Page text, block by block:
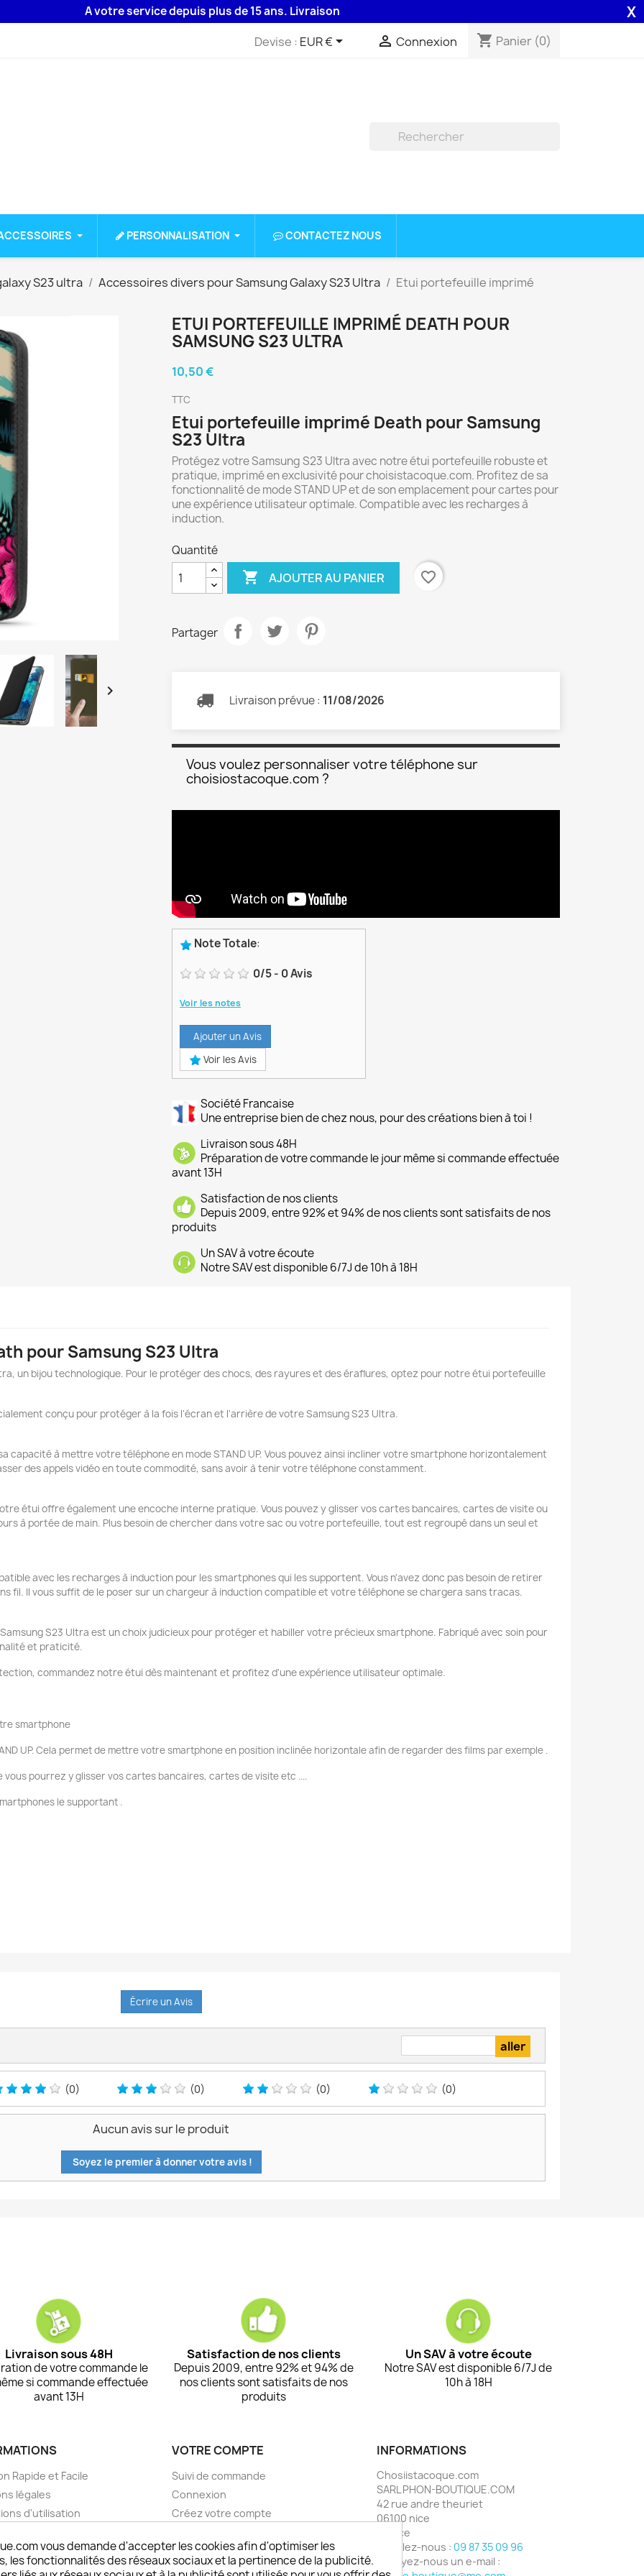
A votre service depuis plus de 15 ans. Livraison 48H assurée par la Poste . X
Devise : EUR €  Connexion shopping_cart Panier (0)
PERSONNALISATION CONTACTEZ NOUS
S23 ultra Accessoires divers pour Samsung Galaxy S23 Ultra Etui portefeuille imprimé

ETUI PORTEFEUILLE IMPRIMÉ DEATH POUR
SAMSUNG S23 ULTRA
10,50 €
TTC
Etui portefeuille imprimé Death pour Samsung
S23 Ultra
Protégez votre Samsung S23 Ultra avec notre étui portefeuille robuste et
pratique, imprimé en exclusivité pour choisistacoque.com. Profitez de sa
fonctionnalité de mode STAND UP et de son emplacement pour cartes pour
une expérience utilisateur optimale. Compatible avec les recharges à
induction.
Quantité
 AJOUTER AU PANIER favorite_border
Partager
Livraison prévue : 11/08/2026
Vous voulez personnaliser votre téléphone sur
choisiostacoque.com ?
Note Totale:
0/5- 0Avis
Voir les notes
Ajouter un Avis
Voir les Avis
Société Francaise
Une entreprise bien de chez nous, pour des créations bien à toi !
Livraison sous 48H
Préparation de votre commande le jour même si commande effectuée
avant 13H
Satisfaction de nos clients
Depuis 2009, entre 92% et 94% de nos clients sont satisfaits de nos
produits
Un SAV à votre écoute
Notre SAV est disponible 6/7J de 10h à 18H
pour Samsung S23 Ultra
un bijou technologique. Pour le protéger des chocs, des rayures et des éraflures, optez pour notre étui portefeuille
conçu pour protéger à la fois l'écran et l'arrière de votre Samsung S23 Ultra.
capacité à mettre votre téléphone en mode STAND UP. Vous pouvez ainsi incliner votre smartphone horizontalement
des appels vidéo en toute commodité, sans avoir à tenir votre téléphone constamment.
étui offre également une encoche interne pratique. Vous pouvez y glisser vos cartes bancaires, cartes de visite ou
à portée de main. Plus besoin de chercher dans votre sac ou votre portefeuille, tout est regroupé dans un seul et
avec les recharges à induction pour les smartphones qui les supportent. Vous n'avez donc pas besoin de retirer
fil. Il vous suffit de le poser sur un chargeur à induction compatible et votre téléphone se chargera sans tracas.
S23 Ultra est un choix judicieux pour protéger et habiller votre précieux smartphone. Fabriqué avec soin pour
et praticité.
commandez notre étui dès maintenant et profitez d'une expérience utilisateur optimale.
smartphone
UP. Cela permet de mettre votre smartphone en position inclinée horizontale afin de regarder des films par exemple .
pourrez y glisser vos cartes bancaires, cartes de visite etc ....
le supportant .
Écrire un Avis
(0) (0) (0) (0)
Aucun avis sur le produit
Soyez le premier à donner votre avis !
Livraison sous 48H
de votre commande le
si commande effectuée
avant 13H
Satisfaction de nos clients
Depuis 2009, entre 92% et 94% de
nos clients sont satisfaits de nos
produits
Un SAV à votre écoute
Notre SAV est disponible 6/7J de
10h à 18H
Rapide et Facile
légales
d'utilisation
sécurisé choisistacoque
et remboursements
VOTRE COMPTE
Suivi de commande
Connexion
Créez votre compte
INFORMATIONS
Chosiistacoque.com
SARL PHON-BOUTIQUE.COM
42 rue andre theuriet
06100 nice
France
Appelez-nous : 09 87 35 09 96
Envoyez-nous un e-mail :
vous demande d'accepter les cookies afin d'optimiser les
les fonctionnalités des réseaux sociaux et la pertinence de la publicité.